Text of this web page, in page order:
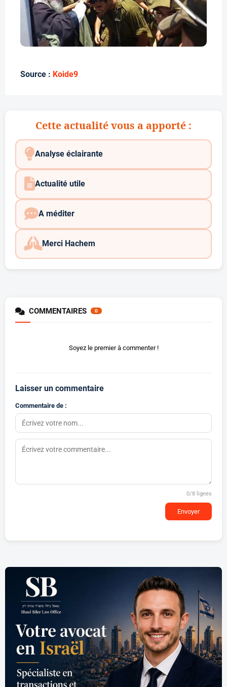
Source : Koide9
Cette actualité vous a apporté :
Analyse éclairante
Actualité utile
A méditer
Merci Hachem
COMMENTAIRES 0
Soyez le premier à commenter !
Laisser un commentaire
Commentaire de :
0/8 lignes
Envoyer